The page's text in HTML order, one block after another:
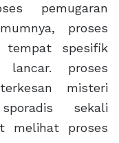
pemugaran
proses
tempat spesifik
lancar. proses
misteri
sekali
melihat proses